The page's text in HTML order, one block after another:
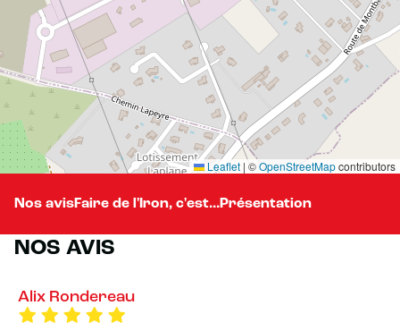
Leaflet | ©OpenStreetMapcontributors
Nos avisFaire de l'Iron, c'est...Présentation
NOS AVIS
Alix Rondereau